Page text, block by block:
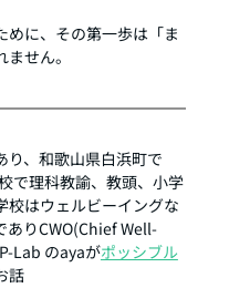
めに、その第一歩は「ま
せん。
り、和歌山県白浜町で
で理科教諭、教頭、小学
校はウェルビーイングな
ありCWO(Chief Well-
Lab のayaがポッシブル
話